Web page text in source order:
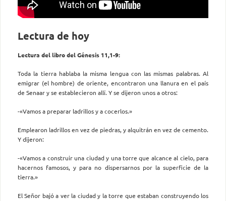
Lectura de hoy
Lectura del libro del Génesis 11,1-9:
Toda la tierra hablaba la misma lengua con las mismas palabras. Al
emigrar (el hombre) de oriente, encontraron una llanura en el país
de Senaar y se establecieron allí. Y se dijeron unos a otros:
-«Vamos a preparar ladrillos y a cocerlos.»
Emplearon ladrillos en vez de piedras, y alquitrán en vez de cemento.
Y dijeron:
-«Vamos a construir una ciudad y una torre que alcance al cielo, para
hacernos famosos, y para no dispersarnos por la superficie de la
tierra.»
El Señor bajó a ver la ciudad y la torre que estaban construyendo los